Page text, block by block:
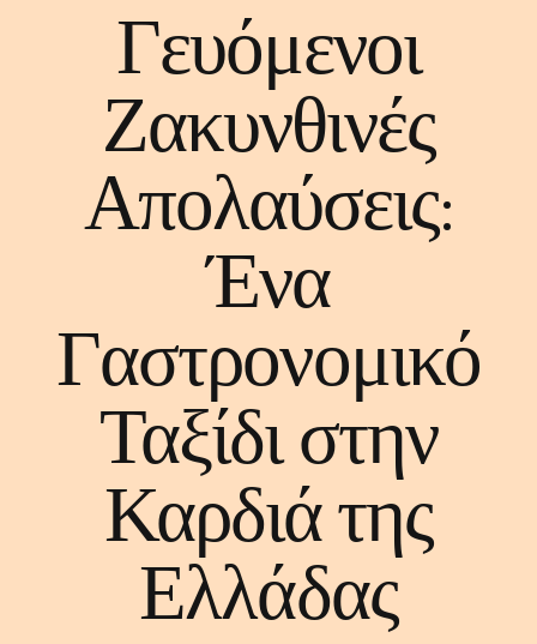
Γευόμενοι
Ζακυνθινές
Απολαύσεις:
Ένα
Γαστρονομικό
Ταξίδι στην
Καρδιά της
Ελλάδας